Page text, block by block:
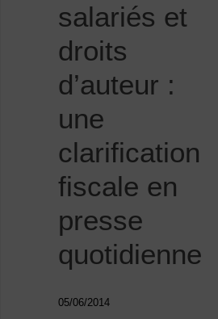
salariés et
droits
d’auteur :
une
clarification
fiscale en
presse
quotidienne
05/06/2014